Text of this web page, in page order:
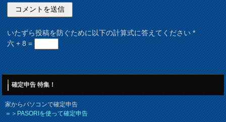
いたずら投稿を防ぐために以下の計算式に答えてください*
六 + 8 =
確定申告 特集！
家からパソコンで確定申告
＝＞PASORIを使って確定申告